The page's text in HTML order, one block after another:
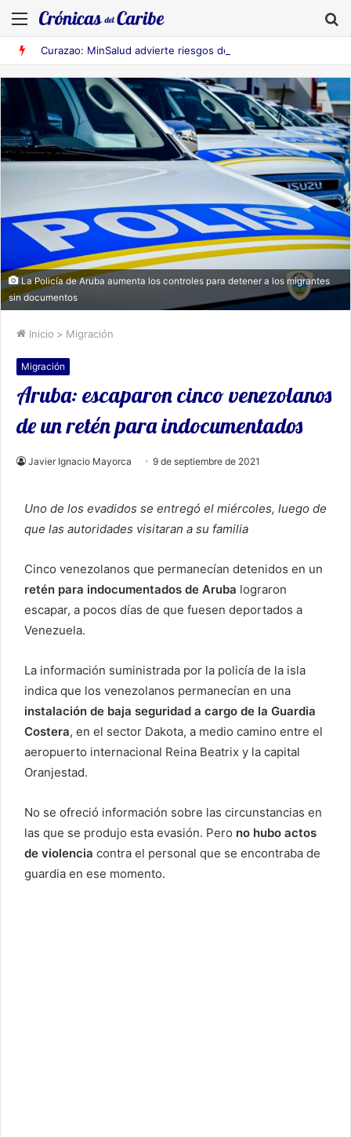
Menú
La Policía de Aruba aumenta los controles para detener a los migrantes
sin documentos
Inicio > Migración
Migración
Aruba: escaparon cinco venezolanos
de un retén para indocumentados
Javier Ignacio Mayorca 9 de septiembre de 2021
Uno de los evadidos se entregó el miércoles, luego de
que las autoridades visitaran a su familia
Cinco venezolanos que permanecían detenidos en un
retén para indocumentados de Aruba lograron
escapar, a pocos días de que fuesen deportados a
Venezuela.
La información suministrada por la policía de la isla
indica que los venezolanos permanecían en una
instalación de baja seguridad a cargo de la Guardia
Costera, en el sector Dakota, a medio camino entre el
aeropuerto internacional Reina Beatrix y la capital
Oranjestad.
No se ofreció información sobre las circunstancias en
las que se produjo esta evasión. Pero no hubo actos
de violencia contra el personal que se encontraba de
guardia en ese momento.